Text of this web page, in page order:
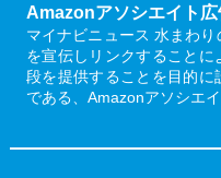
Amazonアソシエイト広
マイナビニュース 水まわ
を宣伝しリンクすること
段を提供することを目的に
である、Amazonアソシエ